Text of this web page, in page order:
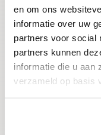
en om ons
informatie over uw
partners voor social
partners kunnen
informatie die u aan
verzameld op basis
E-mailadres